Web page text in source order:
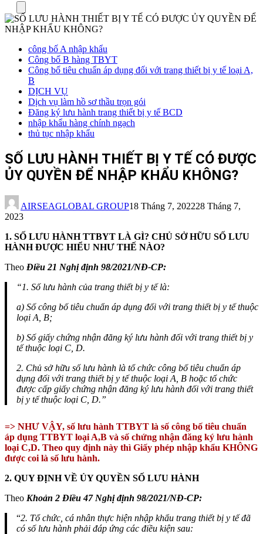
công bố A nhập khẩu
Công bố B hàng TBYT
Công bố tiêu chuẩn áp dụng đối với trang thiết bị y tế loại A,
B
DỊCH VỤ
Dịch vụ làm hồ sơ thầu trọn gói
Đăng ký lưu hành trang thiết bị y tế BCD
nhập khẩu hàng chính ngạch
thủ tục nhập khẩu
SỐ LƯU HÀNH THIẾT BỊ Y TẾ CÓ ĐƯỢC
ỦY QUYỀN ĐỂ NHẬP KHẨU KHÔNG?
AIRSEAGLOBAL GROUP18 Tháng 7, 202228 Tháng 7,
2023
1. SỐ LƯU HÀNH TTBYT LÀ GÌ? CHỦ SỞ HỮU SỐ LƯU
HÀNH ĐƯỢC HIỂU NHƯ THẾ NÀO?
Theo Điều 21 Nghị định 98/2021/NĐ-CP:
“1. Số lưu hành của trang thiết bị y tế là:
a) Số công bố tiêu chuẩn áp dụng đối với trang thiết bị y tế thuộc
loại A, B;
b) Số giấy chứng nhận đăng ký lưu hành đối với trang thiết bị y
tế thuộc loại C, D.
2. Chủ sở hữu số lưu hành là tổ chức công bố tiêu chuẩn áp
dụng đối với trang thiết bị y tế thuộc loại A, B hoặc tổ chức
được cấp giấy chứng nhận đăng ký lưu hành đối với trang thiết
bị y tế thuộc loại C, D.”
=> NHƯ VẬY, số lưu hành TTBYT là số công bố tiêu chuẩn
áp dụng TTBYT loại A,B và số chứng nhận đăng ký lưu hành
loại C,D. Theo quy định này thì Giấy phép nhập khẩu KHÔNG
được coi là số lưu hành.
2. QUY ĐỊNH VỀ ỦY QUYỀN SỐ LƯU HÀNH
Theo Khoản 2 Điều 47 Nghị định 98/2021/NĐ-CP:
“2. Tổ chức, cá nhân thực hiện nhập khẩu trang thiết bị y tế đã
có số lưu hành phải đáp ứng các điều kiện sau: